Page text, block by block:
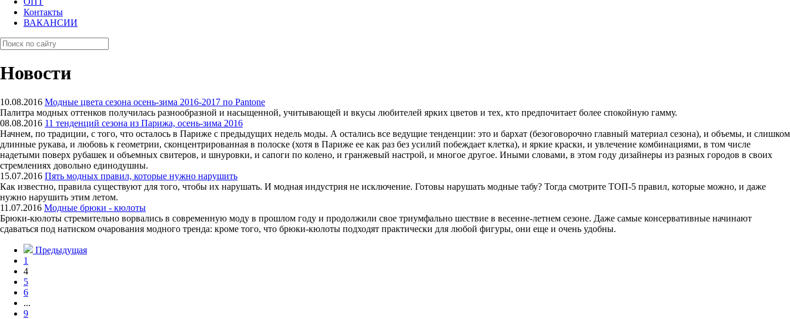
Контакты
ВАКАНСИИ
Новости
10.08.2016 Модные цвета сезона осень-зима 2016-2017 по Pantone
Палитра модных оттенков получилась разнообразной и насыщенной, учитывающей и вкусы любителей ярких цветов и тех, кто предпочитает более спокойную гамму.
08.08.2016 11 тенденций сезона из Парижа, осень-зима 2016
Начнем, по традиции, с того, что осталось в Париже с предыдущих недель моды. А остались все ведущие тенденции: это и бархат (безоговорочно главный материал сезона), и объемы, и слишком
длинные рукава, и любовь к геометрии, сконцентрированная в полоске (хотя в Париже ее как раз без усилий побеждает клетка), и яркие краски, и увлечение комбинациями, в том числе
надетыми поверх рубашек и объемных свитеров, и шнуровки, и сапоги по колено, и гранжевый настрой, и многое другое. Иными словами, в этом году дизайнеры из разных городов в своих
стремлениях довольно единодушны.
15.07.2016 Пять модных правил, которые нужно нарушить
Как известно, правила существуют для того, чтобы их нарушать. И модная индустрия не исключение. Готовы нарушать модные табу? Тогда смотрите ТОП-5 правил, которые можно, и даже
нужно нарушить этим летом.
11.07.2016 Модные брюки - кюлоты
Брюки-кюлоты стремительно ворвались в современную моду в прошлом году и продолжили свое триумфально шествие в весенне-летнем сезоне. Даже самые консервативные начинают
сдаваться под натиском очарования модного тренда: кроме того, что брюки-кюлоты подходят практически для любой фигуры, они еще и очень удобны.
Предыдущая
1
4
5
6
...
9